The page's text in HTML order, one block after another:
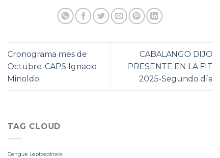
Cronograma mes de
Octubre-CAPS Ignacio
Minoldo
CABALANGO DIJO
PRESENTE EN LA FIT
2025-Segundo día
TAG CLOUD
Dengue Leptospirosis